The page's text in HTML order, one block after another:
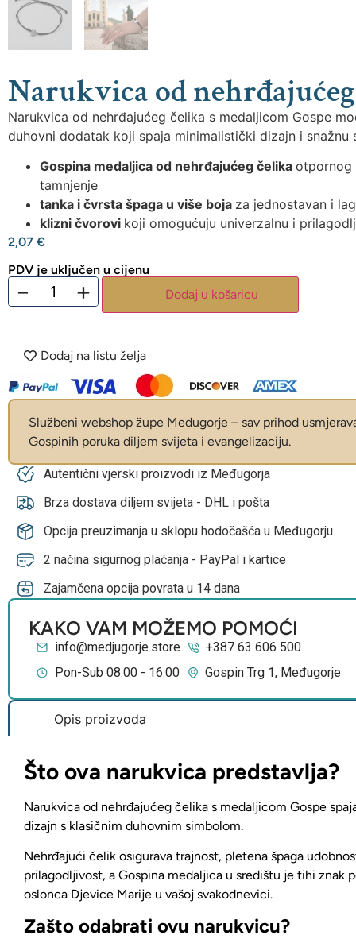
Narukvica od
Narukvica od nehrđajućeg čelika s medaljicom Gospe
duhovni dodatak koji spaja minimalistički dizajn i snažnu
Gospina medaljica od nehrđajućeg čelika otpornog
tamnjenje
tanka i čvrsta špaga u više boja za jednostavan i
klizni čvorovi koji omogućuju univerzalnu i
2,07 €
PDV je uključen u cijenu
− + Dodaj u košaricu
Dodaj na listu želja
Službeni webshop župe Međugorje – sav prihod
Gospinih poruka diljem svijeta i evangelizaciju.
Autentični vjerski proizvodi iz Međugorja
Brza dostava diljem svijeta - DHL i pošta
Opcija preuzimanja u sklopu hodočašća u Međugorju
2 načina sigurnog plaćanja - PayPal i kartice
Zajamčena opcija povrata u 14 dana
KAKO VAM MOŽEMO POMOĆI
info@medjugorje.store
+387 63 606 500
Pon-Sub 08:00 - 16:00
Gospin Trg 1, Međugorje
Opis proizvoda
Što ova narukvica predstavlja?
Narukvica od nehrđajućeg čelika s medaljicom Gospe
dizajn s klasičnim duhovnim simbolom.
Nehrđajući čelik osigurava trajnost, pletena špaga
prilagodljivost, a Gospina medaljica u središtu je tihi znak
oslonca Djevice Marije u vašoj svakodnevici.
Zašto odabrati ovu narukvicu?